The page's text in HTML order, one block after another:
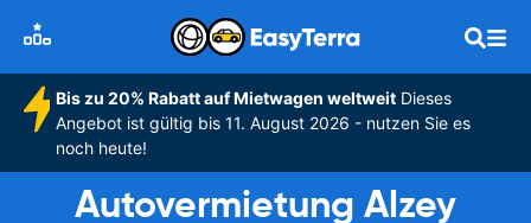
Bis zu 20% Rabatt auf Mietwagen weltweitDieses
Angebot ist gültig bis 11. August 2026 - nutzen Sie es
noch heute!
Autovermietung Alzey